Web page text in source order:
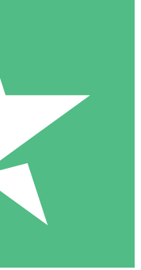
Pakete
Credits. Keine